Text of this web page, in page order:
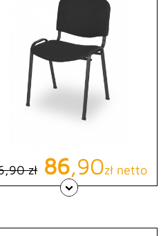
podstawowa
zł Cena
86,90zł netto